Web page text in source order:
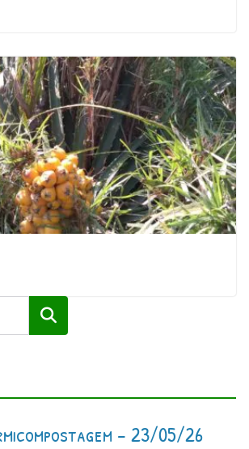
Pesquisar
– 23/05/26